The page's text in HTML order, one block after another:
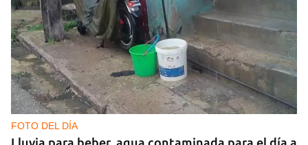
FOTO DEL DÍA
Lluvia para beber, agua contaminada para el día a